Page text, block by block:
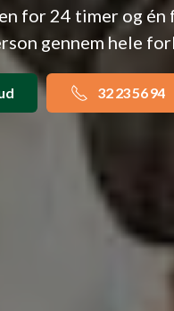
for 24 timer og én
gennem hele
32 23 56 94